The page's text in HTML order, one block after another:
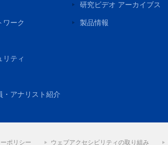
ワーク
リティ
・アナリスト紹介
研究ビデオ アーカイブス
製品情報
ポリシー ウェブアクセシビリティの取り組み